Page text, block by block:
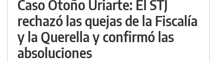
Caso Otoño Uriarte: El STJ
rechazó las quejas de la Fiscalía
y la Querella y confirmó las
absoluciones